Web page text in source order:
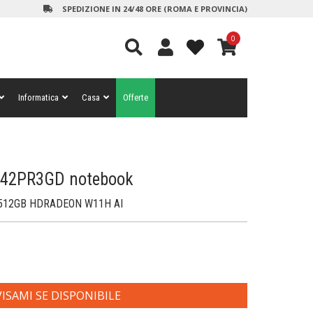
SPEDIZIONE IN 24/48 ORE (ROMA E PROVINCIA)
0
Informatica Casa Offerte
notebook
HDRADEON W11H AI
SE DISPONIBILE